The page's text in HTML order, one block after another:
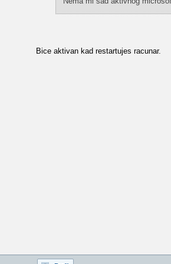
Bice aktivan kad restartujes racunar.